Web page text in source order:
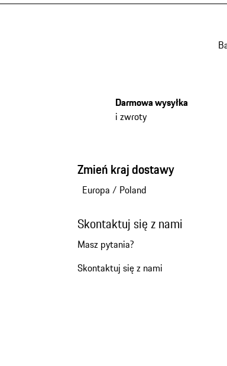
Darmowa wysyłka
i zwroty
Zmień kraj dostawy
Europa / Poland
Skontaktuj się z nami
Masz pytania?
Skontaktuj się z nami